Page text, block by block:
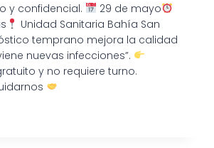
y confidencial.
29 de mayo
Unidad Sanitaria Bahía San
temprano mejora la calidad
nuevas infecciones”.
y no requiere turno.